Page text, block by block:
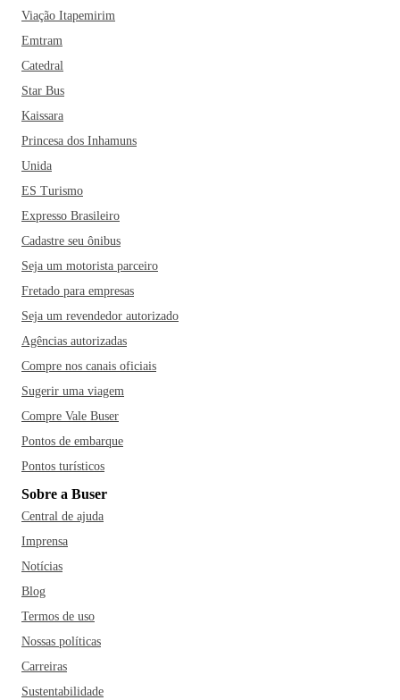
Viação Itapemirim
Emtram
Catedral
Star Bus
Kaissara
Princesa dos Inhamuns
Unida
ES Turismo
Expresso Brasileiro
Cadastre seu ônibus
Seja um motorista parceiro
Fretado para empresas
Seja um revendedor autorizado
Agências autorizadas
Compre nos canais oficiais
Sugerir uma viagem
Compre Vale Buser
Pontos de embarque
Pontos turísticos
Sobre a Buser
Central de ajuda
Imprensa
Notícias
Blog
Termos de uso
Nossas políticas
Carreiras
Sustentabilidade